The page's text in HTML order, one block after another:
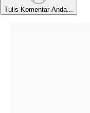
Tulis Komentar Anda...